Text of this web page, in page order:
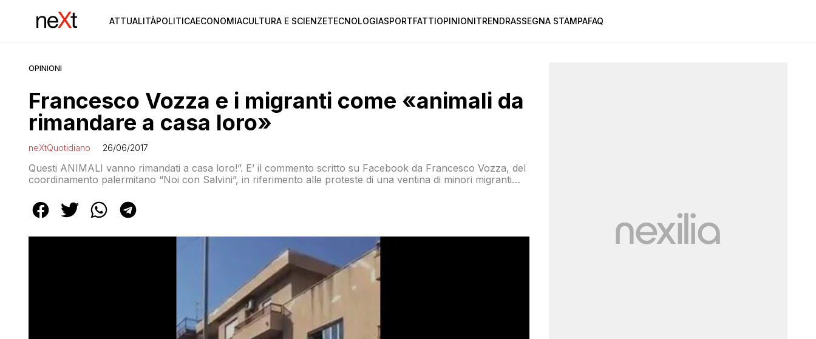
ATTUALITÀPOLITICAECONOMIACULTURA E SCIENZETECNOLOGIASPORTFATTIOPINIONITRENDRASSEGNA STAMPAFAQ
OPINIONI
Francesco Vozza e i migranti come «animali da
rimandare a casa loro»
neXtQuotidiano 26/06/2017
Questi ANIMALI vanno rimandati a casa loro!”. E’ il commento scritto su Facebook da Francesco Vozza, del
coordinamento palermitano “Noi con Salvini”, in riferimento alle proteste di una ventina di minori migranti
suppellettili perché non sarebbero stati autorizzati […]